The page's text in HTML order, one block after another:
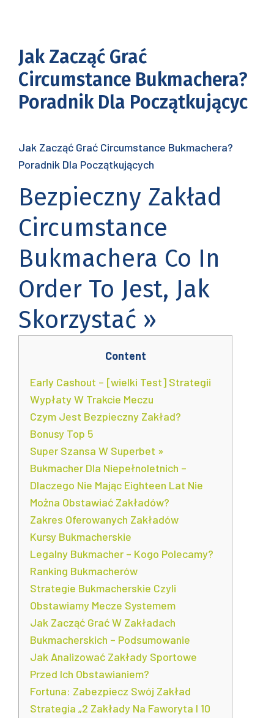
Jak Zacząć Grać
Circumstance Bukmachera?
Poradnik Dla Początkującyc
Jak Zacząć Grać Circumstance Bukmachera?
Poradnik Dla Początkujących
Bezpieczny Zakład
Circumstance
Bukmachera Co In
Order To Jest, Jak
Skorzystać »
Content
Early Cashout – [wielki Test] Strategii
Wypłaty W Trakcie Meczu
Czym Jest Bezpieczny Zakład?
Bonusy Top 5
Super Szansa W Superbet »
Bukmacher Dla Niepełnoletnich –
Dlaczego Nie Mając Eighteen Lat Nie
Można Obstawiać Zakładów?
Zakres Oferowanych Zakładów
Kursy Bukmacherskie
Legalny Bukmacher – Kogo Polecamy?
Ranking Bukmacherów
Strategie Bukmacherskie Czyli
Obstawiamy Mecze Systemem
Jak Zacząć Grać W Zakładach
Bukmacherskich – Podsumowanie
Jak Analizować Zakłady Sportowe
Przed Ich Obstawianiem?
Fortuna: Zabezpiecz Swój Zakład
Strategia „2 Zakłady Na Faworyta I 10